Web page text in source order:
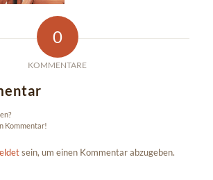
0
KOMMENTARE
Kommentar!
sein, um einen Kommentar abzugeben.